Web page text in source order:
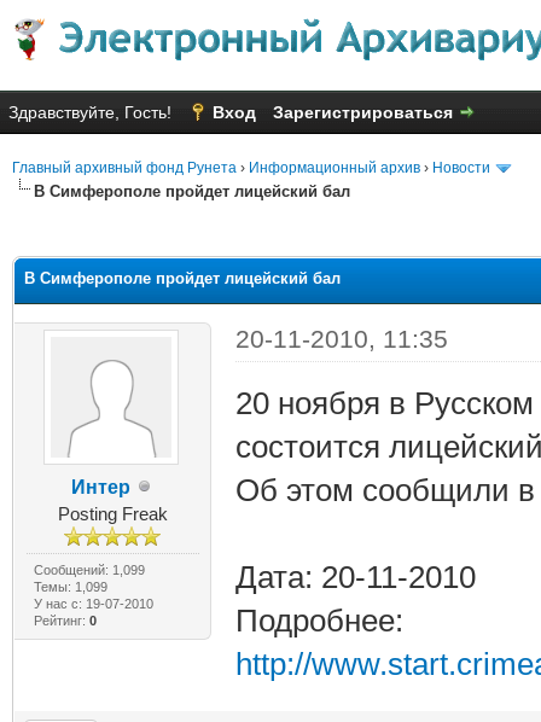
Здравствуйте, Гость! Вход Зарегистрироваться
Главный архивный фонд Рунета › Информационный архив › Новости
В Симферополе пройдет лицейский бал
В Симферополе пройдет лицейский бал
Интер
Posting Freak
Сообщений: 1,099
Темы: 1,099
У нас с: 19-07-2010
Рейтинг: 0
20-11-2010, 11:35
20 ноября в
состоится
Об этом сообщили
Дата: 20-11-2010
Подробнее:
http://